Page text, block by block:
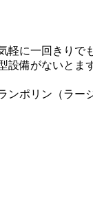
に一回きりで
備がないと
ポリン（ラー